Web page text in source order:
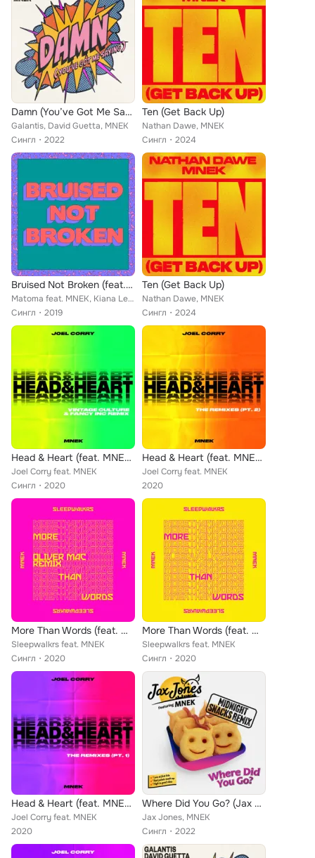
Damn (You’ve Got Me Saying)
Galantis, David Guetta, MNEK
Сингл
2022
Ten (Get Back Up)
Nathan Dawe, MNEK
Сингл
2024
Bruised Not Broken (feat. MNEK & Kiana Ledé) (Tazer Remix)
Matoma feat. MNEK, Kiana Ledé
Сингл
2019
Ten (Get Back Up)
Nathan Dawe, MNEK
Сингл
2024
Head & Heart (feat. MNEK) (Vintage Culture & Fancy Inc Remix Extended)
Joel Corry feat. MNEK
Сингл
2020
Head & Heart (feat. MNEK) (The Remixes Extended Pt. 2)
Joel Corry feat. MNEK
2020
More Than Words (feat. MNEK) (Oliver Mac Remix)
Sleepwalkrs feat. MNEK
Сингл
2020
More Than Words (feat. MNEK)
Sleepwalkrs feat. MNEK
Сингл
2020
Head & Heart (feat. MNEK) (The Remixes Pt. 1)
Joel Corry feat. MNEK
2020
Where Did You Go? (Jax Jones Midnight Snacks Remix)
Jax Jones, MNEK
Сингл
2022